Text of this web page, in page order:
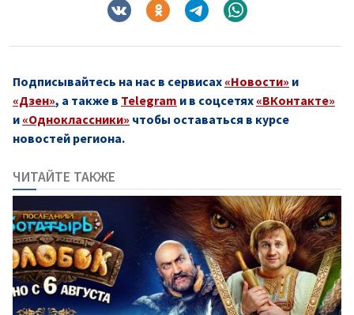
Подписывайтесь на нас в сервисах «Новости» и
«Дзен», а также в Telegram и в соцсетях «ВКонтакте»
и «Одноклассники» чтобы оставаться в курсе
новостей региона.
ЧИТАЙТЕ ТАКЖЕ